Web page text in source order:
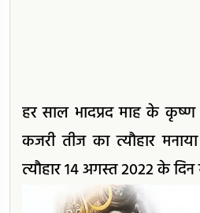
हर साल भादप्रद माह के
कजरी तीज का त्यौहार
त्यौहार 14 अगस्त 2022 के दिन